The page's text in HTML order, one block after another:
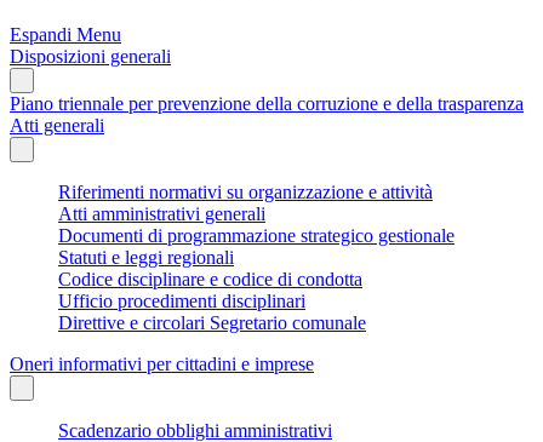
Espandi Menu
Disposizioni generali
Piano triennale per prevenzione della corruzione e della trasparenza
Atti generali
Riferimenti normativi su organizzazione e attività
Atti amministrativi generali
Documenti di programmazione strategico gestionale
Statuti e leggi regionali
Codice disciplinare e codice di condotta
Ufficio procedimenti disciplinari
Direttive e circolari Segretario comunale
Oneri informativi per cittadini e imprese
Scadenzario obblighi amministrativi